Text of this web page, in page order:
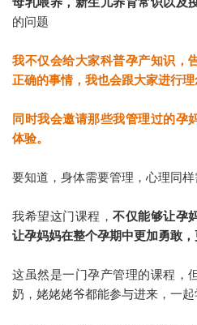
的问题
我不仅会给大家科普孕产知识，
正确的事情，我也会跟大家进行理
同时我会邀请那些我管理过的孕
体验。
要知道，身体需要管理，心理同样
我希望这门课程， 不仅能够让孕
让孕妈妈在整个孕期中更加勇敢，
这虽然是一门孕产管理的课程，
奶，姥姥姥爷都能参与进来，一起